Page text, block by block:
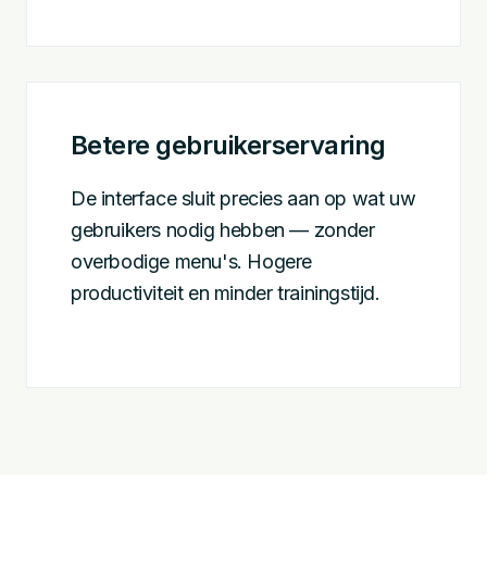
Betere gebruikerservaring
De interface sluit precies aan op wat uw
gebruikers nodig hebben — zonder
overbodige menu's. Hogere
productiviteit en minder trainingstijd.